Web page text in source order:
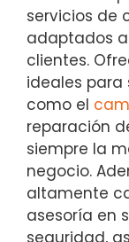
servicios de
adaptados
clientes.
ideales para
como el
reparación
siempre la
negocio.
altamente
asesoría en
seguridad,